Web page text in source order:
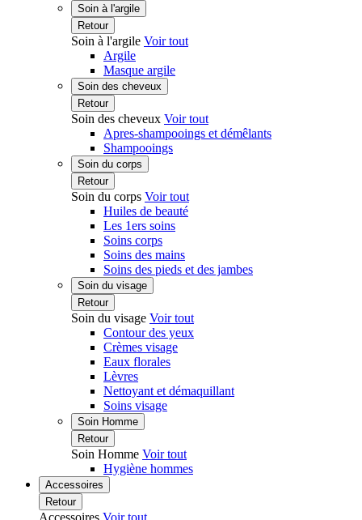
Soin à l'argile
Retour
Soin à l'argile Voir tout
Argile
Masque argile
Soin des cheveux
Retour
Soin des cheveux Voir tout
Apres-shampooings et démêlants
Shampooings
Soin du corps
Retour
Soin du corps Voir tout
Huiles de beauté
Les 1ers soins
Soins corps
Soins des mains
Soins des pieds et des jambes
Soin du visage
Retour
Soin du visage Voir tout
Contour des yeux
Crèmes visage
Eaux florales
Lèvres
Nettoyant et démaquillant
Soins visage
Soin Homme
Retour
Soin Homme Voir tout
Hygiène hommes
Accessoires
Retour
Accessoires Voir tout